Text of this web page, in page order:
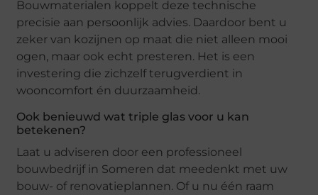
Bouwmaterialen koppelt deze technische
precisie aan persoonlijk advies. Daardoor bent u
zeker van kozijnen op maat die niet alleen mooi
ogen, maar ook echt presteren. Het is een
investering die zichzelf terugverdient in
wooncomfort én duurzaamheid.
Ook benieuwd wat triple glas voor u kan
betekenen?
Laat u adviseren door een professioneel
bouwbedrijf in Someren dat meedenkt met uw
bouw- of renovatieplannen. Of u nu één raam